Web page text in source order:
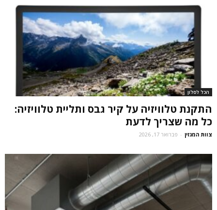
הכל לסלון
התקנת טלוויזיה על קיר גבס ותליית טלוויזיה:
כל מה שצריך לדעת
צוות המגזין - פברואר 17, 2026